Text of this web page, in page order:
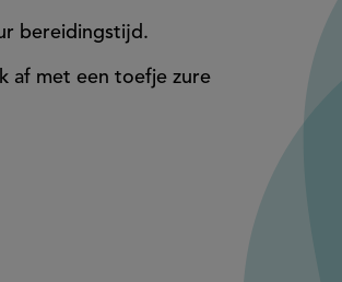
bereidingstijd.
af met een toefje zure